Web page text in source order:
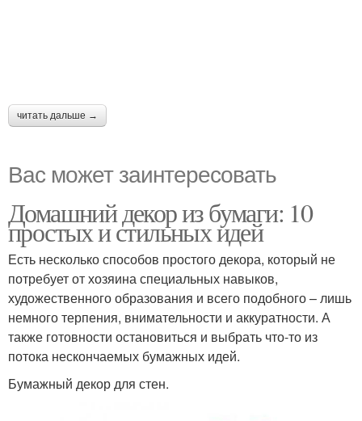
читать дальше →
Вас может заинтересовать
Домашний декор из бумаги: 10
простых и стильных идей
Есть несколько способов простого декора, который не
потребует от хозяина специальных навыков,
художественного образования и всего подобного – лишь
немного терпения, внимательности и аккуратности. А
также готовности остановиться и выбрать что-то из
потока нескончаемых бумажных идей.
Бумажный декор для стен.